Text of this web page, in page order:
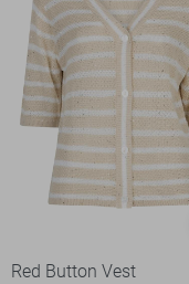
Red Button Vest